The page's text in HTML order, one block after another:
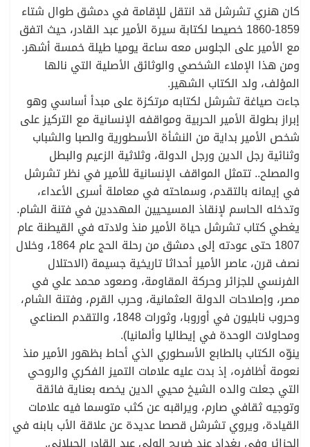
كان هنري تشرشل قد انتقل للإقامة في دمشق طوال شتاء
1859-1860 خصيصا لكتابة سيرة الأمير عبد القادر، حيث اتفق
مع الأمير على الجلوس معه ساعة يوميا طيلة خمسة أشهر.
ومن هذا الإملاء الشخصي والوثائق الأصلية التي نالها
المؤلف، ولد الكتاب الشهير.
جاءت صياغة تشرشل لكتابه مرتكزة على مبدأ أساسي وهو
إبراز بطولة الأمير الحربية ومواقفه الإنسانية مع التركيز على
شخص الأمير بداية من النشأة الأسطورية والصبا والشباب
وثنائية رجل الدين ورجل الدولة، وثلاثية الزعيم والبطل
والمصلح.. تتمثل المواقف الإنسانية للأمير في نظر تشرشل
في إيمانه بالتقدم، وسماحته في معاملة أسرى الأعداء،
وتدخله الحاسم لإنقاذ المسيحيين المهددين في فتنة الشام.
يغطي كتاب تشرشل حياة الأمير منذ ولادته في القيطنة عام
1807 حتى عودته إلى دمشق من رحلة الحج عام 1864، وخلال
نصف قرن، عاصر الأمير أحداثا تاريخية جسيمة (الاحتلال
الفرنسي للجزائر وحركة المقاومة، وصعود محمد علي في
مصر، وإصلاحات الدولة العثمانية، وحرب القرم، وفتنة الشام،
وحروب نابليون في أوروبا، وثورات 1848، والتقدم الصناعي
ومحاولات الوحدة في إيطاليا وألمانيا).
ينوّه الكتاب بالطابع الأسطوري الذي أحاط بظهور الأمير منذ
نعومة أظافره، إذ بدت عليه علامات التميز الفكري والروحي
التي جعلت والده الشيخ محيي الدين يخصه بعناية فائقة
وتوجيه ثقافي صارم، ويراقبه عن كثب متوسما فيه علامات
القيادة، ويروي تشرشل قصصا عديدة عن علاقة الأب بابنه في